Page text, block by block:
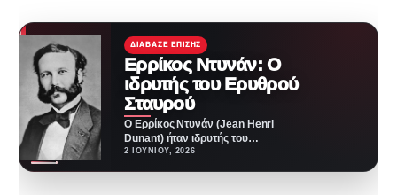
ΔΙΆΒΑΣΕ ΕΠΊΣΗΣ
Ερρίκος Ντυνάν: Ο
ιδρυτής του Ερυθρού
Σταυρού
Ο Ερρίκος Ντυνάν (Jean Henri
Dunant) ήταν ιδρυτής του
Ερυθρού Σταυρού και ο πρώτος
2 ΙΟΥΝΊΟΥ, 2026